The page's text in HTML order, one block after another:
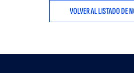
VOLVER AL LISTADO DE